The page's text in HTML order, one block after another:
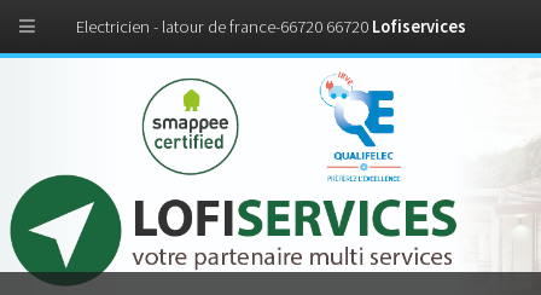
Electricien - latour de france-66720 66720Lofiservices